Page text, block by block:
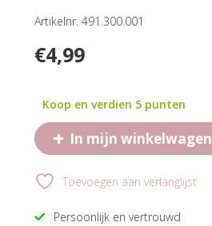
Artikelnr. 491.300.001
€4,99
Koop en verdien 5 punten
+ In mijn winkelwagen
Toevoegen aan verlanglijst
Persoonlijk en vertrouwd